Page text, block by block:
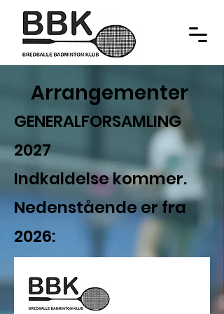
Arrangementer
GENERALFORSAMLING
2027
Indkaldelse kommer.
Nedenstående er fra
2026: